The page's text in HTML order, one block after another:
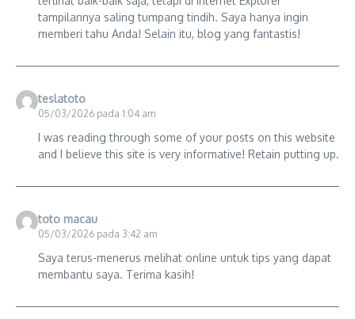
tampilannya saling tumpang tindih. Saya hanya ingin
memberi tahu Anda! Selain itu, blog yang fantastis!
teslatoto
05/03/2026 pada 1:04 am
I was reading through some of your posts on this website
and I believe this site is very informative! Retain putting up.
toto macau
05/03/2026 pada 3:42 am
Saya terus-menerus melihat online untuk tips yang dapat
membantu saya. Terima kasih!